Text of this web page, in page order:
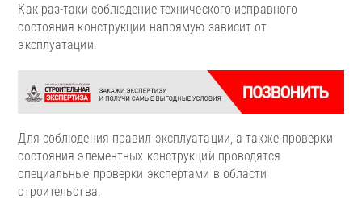
Как раз-таки соблюдение технического исправного
состояния конструкции напрямую зависит от
эксплуатации.
Для соблюдения правил эксплуатации, а также проверки
состояния элементных конструкций проводятся
специальные проверки экспертами в области
строительства.